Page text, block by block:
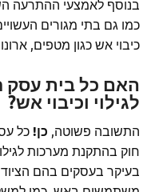
בנוסף לאמצעי ההתרעה
כמו גם בתי מגורים
כיבוי אש כגון מטפים,
האם כל בית עסק
לגילוי וכיבוי אש?
התשובה פשוטה, כן! כל
חוק בהתקנת מערכות
בעיקר בעסקים בהם